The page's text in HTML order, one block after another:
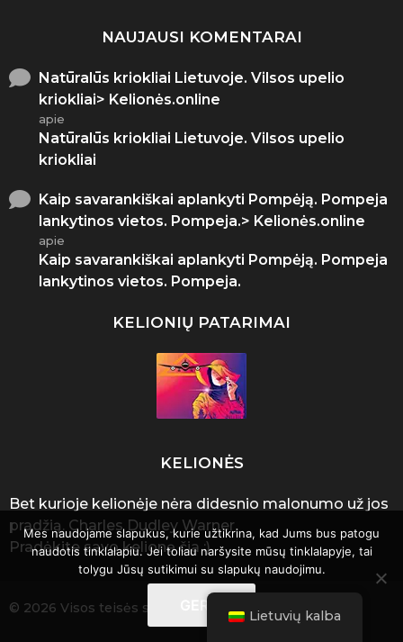
NAUJAUSI KOMENTARAI
Natūralūs kriokliai Lietuvoje. Vilsos upelio
kriokliai> Kelionės.online
apie
Natūralūs kriokliai Lietuvoje. Vilsos upelio
kriokliai
Kaip savarankiškai aplankyti Pompėją. Pompeja
lankytinos vietos. Pompeja.> Kelionės.online
apie
Kaip savarankiškai aplankyti Pompėją. Pompeja
lankytinos vietos. Pompeja.
KELIONIŲ PATARIMAI
KELIONĖS
Bet kurioje kelionėje nėra didesnio malonumo už jos
pradžią. Charles Dudley Warner.
Pradėkite savo kelionę čia :)
© 2026 Visos teisės saugomos
Lietuvių kalba
Mes naudojame slapukus, kurie užtikrina, kad Jums bus patogu
naudotis tinklalapiu. Jei toliau naršysite mūsų tinklalapyje, tai
tolygu Jūsų sutikimui su slapukų naudojimu.